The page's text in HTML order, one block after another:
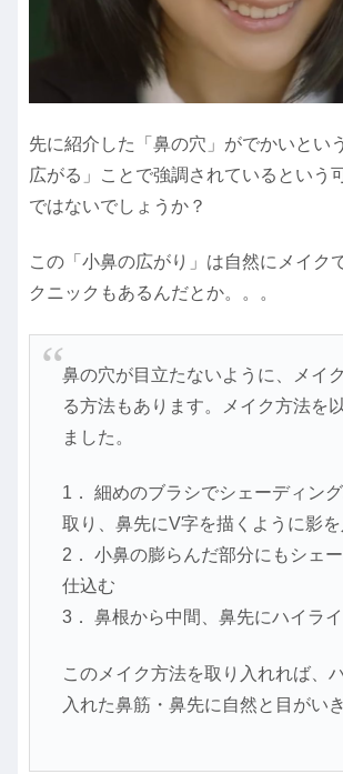
先に紹介した「鼻の穴」がでかいとい
広がる」ことで強調されているという
ではないでしょうか？
この「小鼻の広がり」は自然にメイク
クニックもあるんだとか。。。
鼻の穴が目立たないように、メイ
る方法もあります。メイク方法を
ました。
1． 細めのブラシでシェーディン
取り、鼻先にV字を描くように影を
2． 小鼻の膨らんだ部分にもシェ
仕込む
3． 鼻根から中間、鼻先にハイラ
このメイク方法を取り入れれば、
入れた鼻筋・鼻先に自然と目がいき